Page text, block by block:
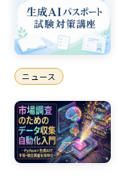
ニュース